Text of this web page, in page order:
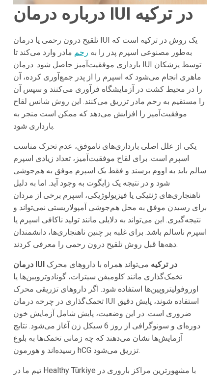
درباره درمان IUI در ترکیه
تلقیح درون رحمی یا درمان IUI یک روش در ترکیه است که
به‌طور مصنوعی اسپرم پدر را به رحم مادر وارد می‌کند تا
بارداری موفقیت‌آمیز حاصل شود. درمان IUI توسط پزشکان
ماهری انجام می‌شود که اسپرم را از پدر جمع‌آوری کرده، آن
را در محیط کشت در آزمایشگاه فرآوری می‌کنند و سپس آن
را مستقیم به رحم مادر تزریق می‌کنند. این روش شانس لقاح
موفقیت‌آمیز را افزایش می‌دهد که ممکن است منجر به
بارداری شود.
یکی از علل اصلی بارداری‌های ناموفق، عدم تحرک مناسب
اسپرم است. برای لقاح موفقیت‌آمیز، تعداد زیادی اسپرم
سالم باید به اووم برسند و فقط یک اسپرم موفق به هم‌جوشی
شود و در نتیجه یک زایگوت به وجود آید. اما به دلیل
ناهنجاری‌های ژنتیکی یا فیزیولوژیکی، اسپرم برخی از مردان
برای رسیدن موفق به محل هم‌جوشی آمپولاریستی نمی‌تواند و
نتیجه‌گیری. این می‌تواند به دلایلی مانند تولید ناکافی اسپرم یا
اسپرم ناسالم باشد. برای غلبه بر چنین ناهنجاری‌ها، دانشمندان
دهه‌ها قبل روش تلقیح درون رحمی را معرفی کردند.
درمان IUI در ترکیه می‌تواند همراه با داروهای محرک
تخمک‌گذاری مانند کلومیفن سیترات، گونادوتروپین‌ها یا
اوروفولیتروپین‌ها استفاده شود. اگر داروهای تزریقی محرک
تخمک‌گذاری در چرخه درمان IUI استفاده شوند، پایش دقیق
ضروری است. در این وضعیت، پایش شامل آزمایش خون
دوره‌ای و سونوگرافی از روز 6 سیکل زن آغاز می‌شود. نتایج
آزمایش‌ها نشان می‌دهند که چه زمانی تخمک‌ها به بلوغ
رسیده‌اند و هورمون hCG تزریق می‌شود.
تیم ما در Healthy Türkiye با مشهورترین مراکز باروری در